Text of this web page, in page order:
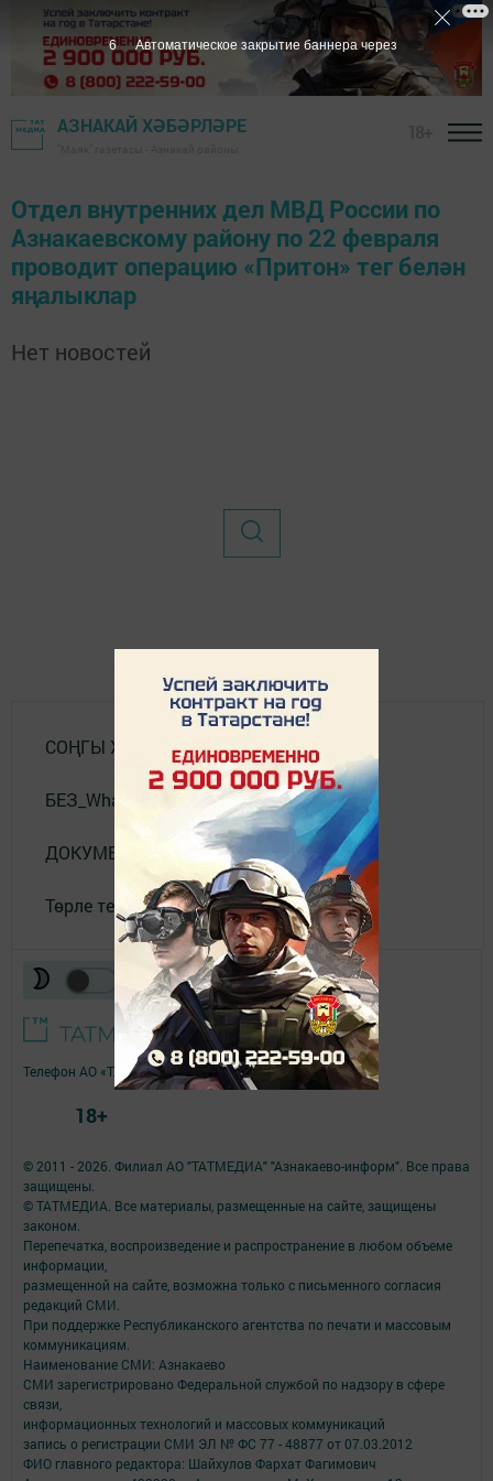
АЗНАКАЙ ХӘБӘРЛӘРЕ
Отдел внутренних дел МВД России по
Азнакаевскому району по 22 февраля
проводит операцию «Притон» тег белән
яңалыклар
Нет новостей
СОҢГЫ ХӘБӘРЛӘР
БЕЗ_WhatsApp_та
ДОКУМЕНТЛАР
Төрле темалар
© 2011 - 2026. Филиал АО "ТАТМЕДИА" "Азнакаево-информ". Все права
защищены.
© ТАТМЕДИА. Все материалы, размещенные на сайте, защищены
законом.
Перепечатка, воспроизведение и распространение в любом объеме
информации,
размещенной на сайте, возможна только с письменного согласия
редакций СМИ.
При поддержке Республиканского агентства по печати и массовым
коммуникациям.
Наименование СМИ: Азнакаево
СМИ зарегистрировано Федеральной службой по надзору в сфере
связи,
информационных технологий и массовых коммуникаций
запись о регистрации СМИ ЭЛ № ФС 77 - 48877 от 07.03.2012
ФИО главного редактора: Шайхулов Фархат Фагимович
Телефон АО «ТАТМЕДИА»:(843) 222 09 84
18+
6 Автоматическое закрытие баннера через